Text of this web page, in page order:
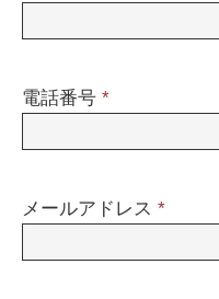
電話番号 *
メールアドレス *